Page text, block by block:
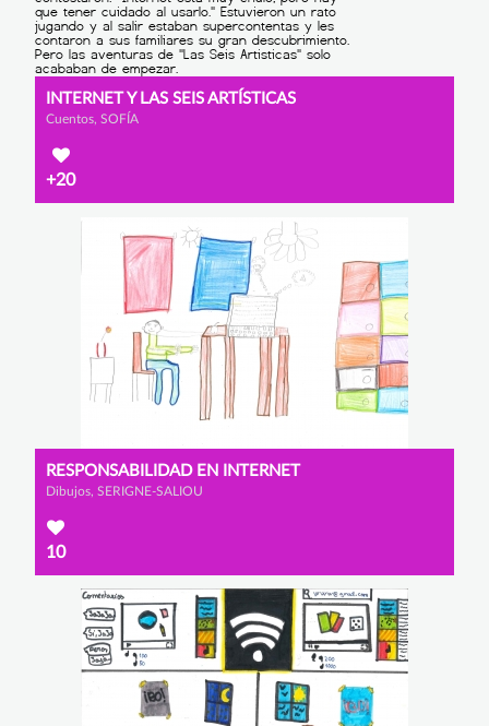
INTERNET Y LAS SEIS ARTÍSTICAS
Cuentos, SOFÍA
+20
RESPONSABILIDAD EN INTERNET
Dibujos, SERIGNE-SALIOU
10